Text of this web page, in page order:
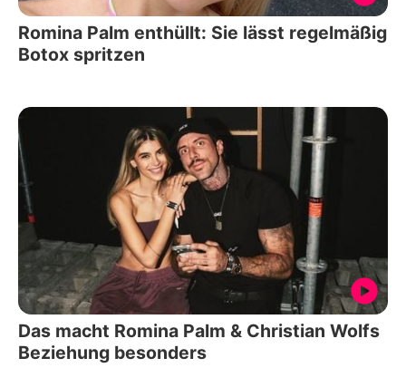
Romina Palm enthüllt: Sie lässt regelmäßig
Botox spritzen
Das macht Romina Palm & Christian Wolfs
Beziehung besonders